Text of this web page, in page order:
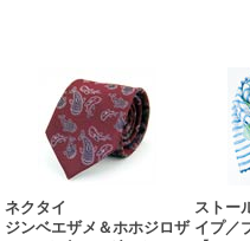
ネクタイ
ジンベエザメ＆ホホジロザ
ストー
イプ／